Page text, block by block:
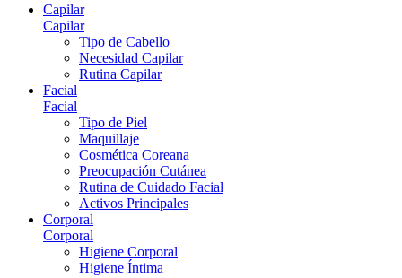
Capilar
Capilar
Tipo de Cabello
Necesidad Capilar
Rutina Capilar
Facial
Facial
Tipo de Piel
Maquillaje
Cosmética Coreana
Preocupación Cutánea
Rutina de Cuidado Facial
Activos Principales
Corporal
Corporal
Higiene Corporal
Higiene Íntima